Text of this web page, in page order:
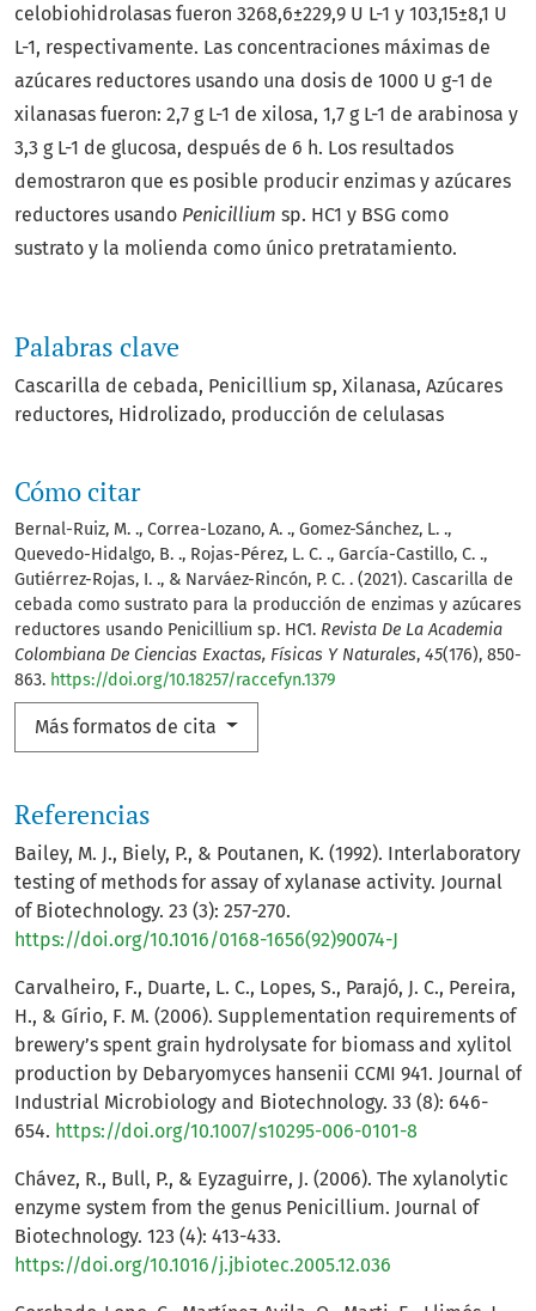
Palabras clave
Cascarilla de cebada Penicillium sp Xilanasa Azúcares
reductores Hidrolizado producción de celulasas
Cómo citar
Bernal-Ruiz, M. ., Correa-Lozano, A. ., Gomez-Sánchez, L. .,
Quevedo-Hidalgo, B. ., Rojas-Pérez, L. C. ., García-Castillo, C. .,
Gutiérrez-Rojas, I. ., & Narváez-Rincón, P. C. . (2021). Cascarilla de
cebada como sustrato para la producción de enzimas y azúcares
reductores usando Penicillium sp. HC1. Revista De La Academia
Colombiana De Ciencias Exactas, Físicas Y Naturales, 45(176), 850-
863. https://doi.org/10.18257/raccefyn.1379
Más formatos de cita
celobiohidrolasas fueron 3268,6±229,9 U L-1 y 103,15±8,1 U
L-1, respectivamente. Las concentraciones máximas de
azúcares reductores usando una dosis de 1000 U g-1 de
xilanasas fueron: 2,7 g L-1 de xilosa, 1,7 g L-1 de arabinosa y
3,3 g L-1 de glucosa, después de 6 h. Los resultados
demostraron que es posible producir enzimas y azúcares
reductores usando Penicillium sp. HC1 y BSG como
sustrato y la molienda como único pretratamiento.
Referencias
Bailey, M. J., Biely, P., & Poutanen, K. (1992). Interlaboratory
testing of methods for assay of xylanase activity. Journal
of Biotechnology. 23 (3): 257-270.
https://doi.org/10.1016/0168-1656(92)90074-J
Carvalheiro, F., Duarte, L. C., Lopes, S., Parajó, J. C., Pereira,
H., & Gírio, F. M. (2006). Supplementation requirements of
brewery’s spent grain hydrolysate for biomass and xylitol
production by Debaryomyces hansenii CCMI 941. Journal of
Industrial Microbiology and Biotechnology. 33 (8): 646-
654. https://doi.org/10.1007/s10295-006-0101-8
Chávez, R., Bull, P., & Eyzaguirre, J. (2006). The xylanolytic
enzyme system from the genus Penicillium. Journal of
Biotechnology. 123 (4): 413-433.
https://doi.org/10.1016/j.jbiotec.2005.12.036